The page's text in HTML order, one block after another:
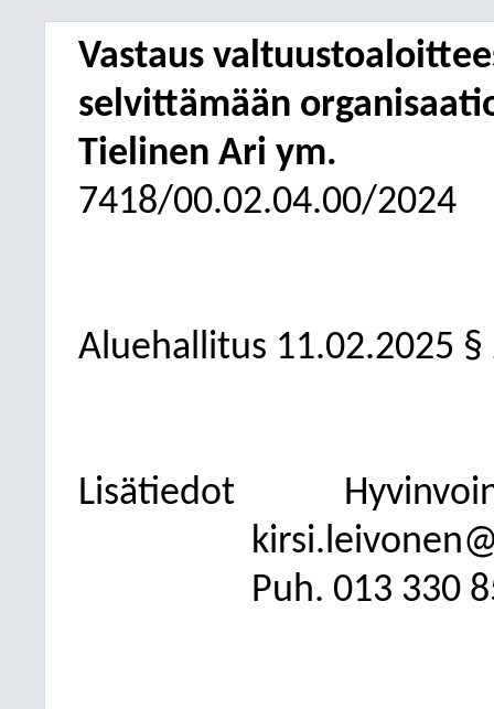
Vastaus
selvittämään
Tielinen Ari ym.
7418/00.02.04.00/2024
Aluehallitus 11.02.2025 §
Lisätiedot
Puh. 013 330